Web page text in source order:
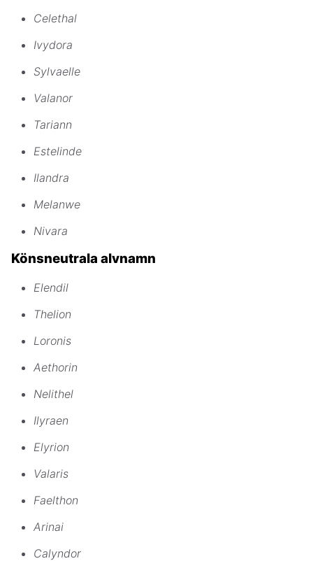
Celethal
Ivydora
Sylvaelle
Valanor
Tariann
Estelinde
Ilandra
Melanwe
Nivara
Könsneutrala alvnamn
Elendil
Thelion
Loronis
Aethorin
Nelithel
Ilyraen
Elyrion
Valaris
Faelthon
Arinai
Calyndor